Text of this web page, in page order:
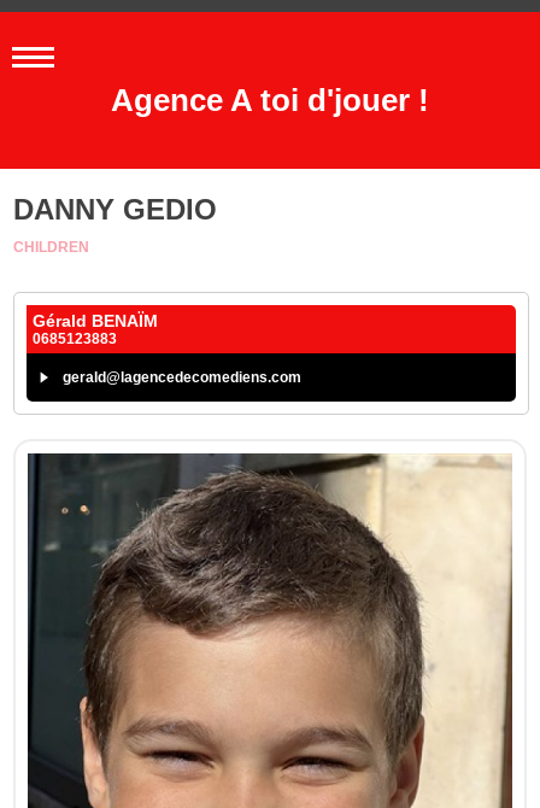
Agence A toi d'jouer !
DANNY GEDIO
CHILDREN
Gérald BENAÏM
0685123883
gerald@lagencedecomediens.com